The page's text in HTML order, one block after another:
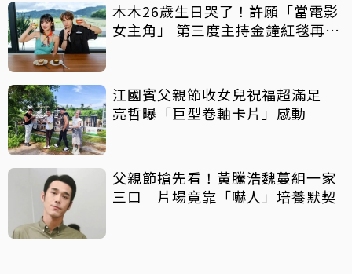
木木26歲生日哭了！許願「當電影
女主角」 第三度主持金鐘紅毯再喊
江國賓父親節收女兒祝福超滿足
亮哲曝「巨型卷軸卡片」感動
父親節搶先看！黃騰浩魏蔓組一家
三口 片場竟靠「嚇人」培養默契